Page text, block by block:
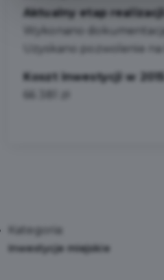
Aktualny etap realizacji:
Wykonano
Uzyskano pozwolenie
Koszt inwestycji w 2015
Kategoria:
Inwestycje miejskie